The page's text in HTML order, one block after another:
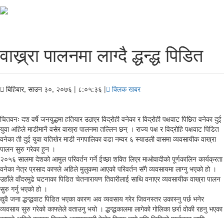
वाख्र्रा पालनमा लाग्दै द्धन्द्ध पिडित
बिहिबार, साउन ३०, २०७६ | ८:०५:३६ | क्लिक खबर
चितवनः दश वर्षे जनयुद्धमा हतियार उठाएर विद्रोही वनेका र विद्रोही पक्षवाट पिछित वनेका दुई
युवा अहिले माडीमानै वसेर वाख्रा पालनमा तल्लिन छन् । राज्य पक्ष र विद्रोहि पक्षवाट पिडित
वनेका ती दुई युवा यतिखेर माडी नगपालिका वडा नम्वर ६ स्याउली वासमा व्यवसायीक वाख्रा
पालन सुरु गरेका हुन ।
२०५६ सालमा देशको आमुल परिवर्तन गर्ने ईच्छा शक्ति लिएर माओवादीको पूर्णकालिन कार्यक्रता
वनेका नेत्र प्रसाद काफ्ले अहिले मुलुकमा आएको परिवर्तन संगै व्यवसायमा लाग्नु भएको हो ।
उहाँले वाँदरमुढे घटनाका पिडित चेतनारायण तिवारीलाई साथि वनाएर व्यवसायीक वाख्रा पालन
सुरु गर्नु भएको हो ।
द्युवै जना द्धन्द्धवाट पिडित भएका कारण अव व्यवसाय गरेर जिवनस्तर उकास्नु पर्छ भनेर
व्यवसाय सुरु गरेको काफ्लेले वताउनु भयो । द्धन्द्धकालमा लागेको गोलिका छर्रा वोकी रहनु भएका